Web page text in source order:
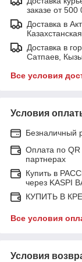
заказе от 500
Доставка в
Доставка в
Сатпаев,
Все условия
Условия
Безналичный
Оплата по QR
партнерах
Купить в
через KASPI
КУПИТЬ В
Все условия
Условия